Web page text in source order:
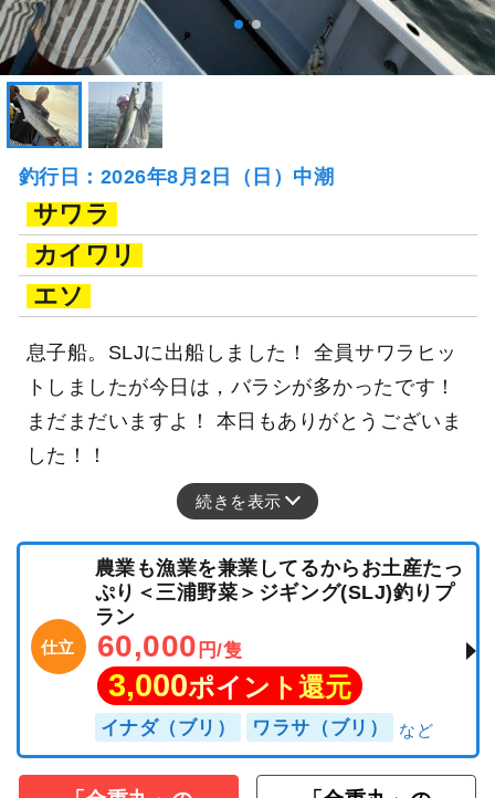
釣行日：2026年8月2日（日）中潮
サワラ
カイワリ
エソ
息子船。SLJに出船しました！ 全員サワラヒッ
トしましたが今日は，バラシが多かったです！
まだまだいますよ！ 本日もありがとうございま
した！！
続きを表示
仕立
農業も漁業を兼業してるからお土産たっ
ぷり＜三浦野菜＞ジギング(SLJ)釣りプ
ラン
60,000 円/隻
3,000ポイント還元
イナダ（ブリ） ワラサ（ブリ）